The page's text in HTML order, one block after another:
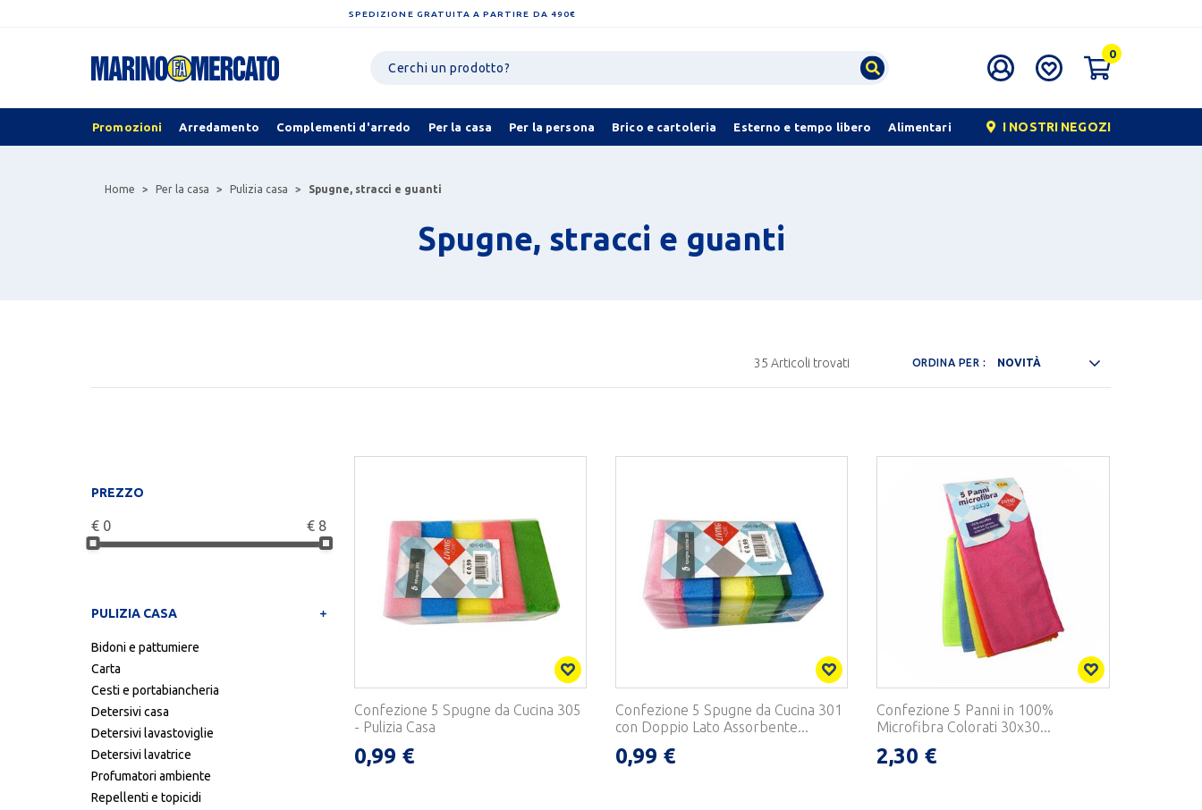
SPEDIZIONE GRATUITA A PARTIRE DA 490€
0
Promozioni Arredamento Complementi d'arredo Per la casa Per la persona Brico e cartoleria Esterno e tempo libero Alimentari I NOSTRI NEGOZI
Home Per la casa Pulizia casa Spugne, stracci e guanti
Spugne, stracci e guanti
35 Articoli trovati ORDINA PER :
PREZZO
€ 0 €8
PULIZIA CASA
Bidoni e pattumiere
Carta
Cesti e portabiancheria
Detersivi casa
Detersivi lavastoviglie
Detersivi lavatrice
Profumatori ambiente
Repellenti e topicidi
Confezione 5 Spugne da Cucina 305
- Pulizia Casa
0,99 €
Confezione 5 Spugne da Cucina 301
con Doppio Lato Assorbente...
0,99 €
Confezione 5 Panni in 100%
Microfibra Colorati 30x30...
2,30 €